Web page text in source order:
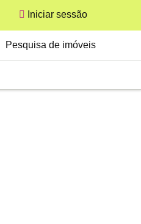
User
Iniciar sessão
Pesquisa de imóveis